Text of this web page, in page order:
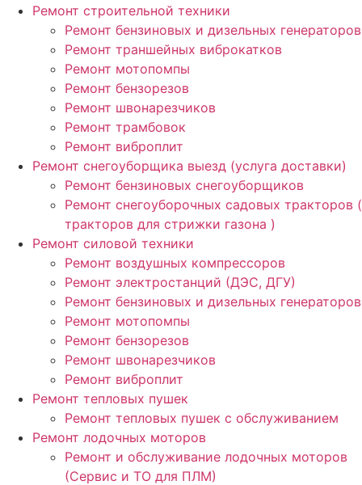
Ремонт строительной техники
Ремонт бензиновых и дизельных генераторов
Ремонт траншейных виброкатков
Ремонт мотопомпы
Ремонт бензорезов
Ремонт швонарезчиков
Ремонт трамбовок
Ремонт виброплит
Ремонт снегоуборщика выезд (услуга доставки)
Ремонт бензиновых снегоуборщиков
Ремонт снегоуборочных садовых тракторов (
тракторов для стрижки газона )
Ремонт силовой техники
Ремонт воздушных компрессоров
Ремонт электростанций (ДЭС, ДГУ)
Ремонт бензиновых и дизельных генераторов
Ремонт мотопомпы
Ремонт бензорезов
Ремонт швонарезчиков
Ремонт виброплит
Ремонт тепловых пушек
Ремонт тепловых пушек с обслуживанием
Ремонт лодочных моторов
Ремонт и обслуживание лодочных моторов
(Сервис и ТО для ПЛМ)